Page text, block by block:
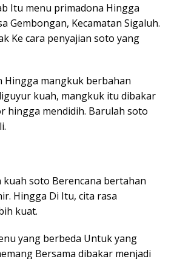
Itu menu primadona Hingga
Gembongan, Kecamatan Sigaluh.
Ke cara penyajian soto yang
Hingga mangkuk berbahan
kuah, mangkuk itu dibakar
hingga mendidih. Barulah soto
kuah soto Berencana bertahan
Hingga Di Itu, cita rasa
kuat.
yang berbeda Untuk yang
Bersama dibakar menjadi